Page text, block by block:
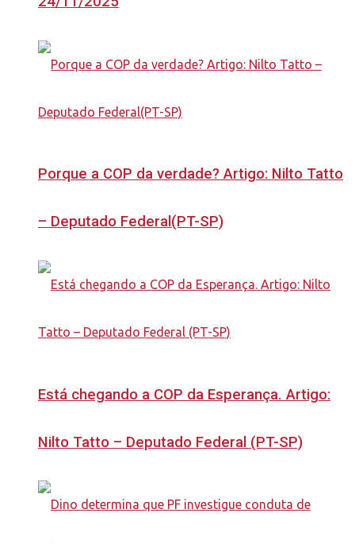
Porque a COP da verdade? Artigo: Nilto Tatto
– Deputado Federal(PT-SP)
Está chegando a COP da Esperança. Artigo:
Nilto Tatto – Deputado Federal (PT-SP)